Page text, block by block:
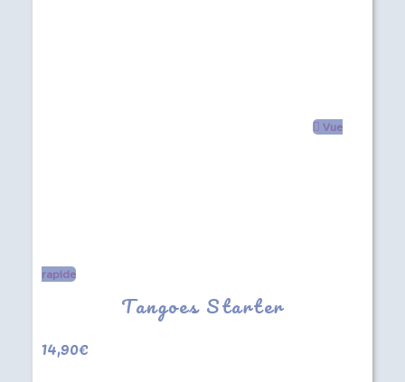
Vue
rapide
Tangoes Starter
14,90€